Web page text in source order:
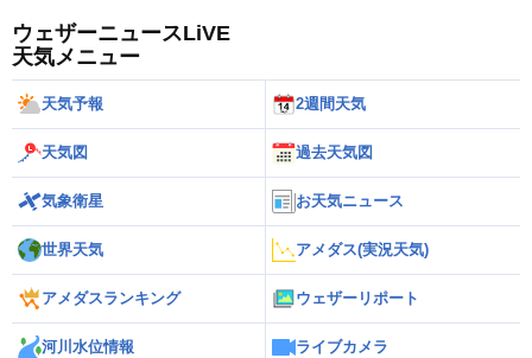
ウェザーニュースLiVE
天気メニュー
天気予報 2週間天気
天気図 過去天気図
気象衛星 お天気ニュース
世界天気 アメダス(実況天気)
アメダスランキング ウェザーリポート
河川水位情報 ライブカメラ